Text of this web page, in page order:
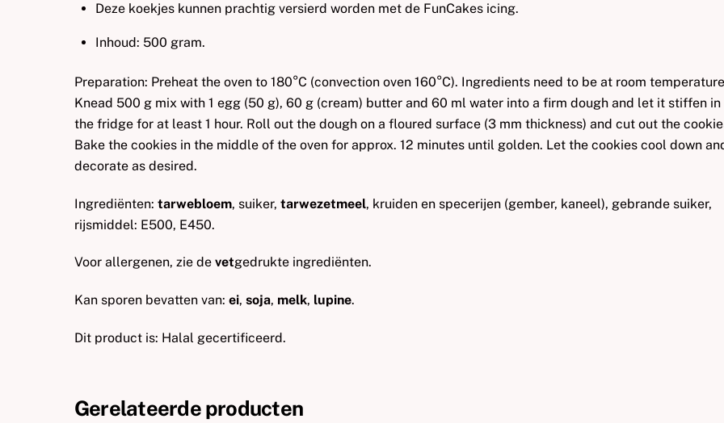
Deze koekjes kunnen prachtig versierd worden met de FunCakes icing.
Inhoud: 500 gram.
Preparation: Preheat the oven to 180°C (convection oven 160°C). Ingredients need to be at room
Knead 500 g mix with 1 egg (50 g), 60 g (cream) butter and 60 ml water into a firm dough and let it stiffen in
the fridge for at least 1 hour. Roll out the dough on a floured surface (3 mm thickness) and cut out the
Bake the cookies in the middle of the oven for approx. 12 minutes until golden. Let the cookies cool down
decorate as desired.
Ingrediënten: tarwebloem, suiker, tarwezetmeel, kruiden en specerijen (gember, kaneel), gebrande suiker,
rijsmiddel: E500, E450.
Voor allergenen, zie de vetgedrukte ingrediënten.
Kan sporen bevatten van: ei, soja, melk, lupine.
Dit product is: Halal gecertificeerd.
Gerelateerde producten